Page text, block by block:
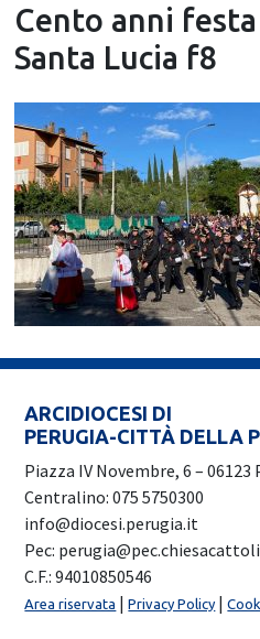
Cento anni
Santa Lucia f8
ARCIDIOCESI DI
PERUGIA-CITTÀ DELLA
Piazza IV Novembre, 6 – 06123
Centralino: 075 5750300
info@diocesi.perugia.it
Pec:
C.F.: 94010850546
Area riservata |Privacy Policy |